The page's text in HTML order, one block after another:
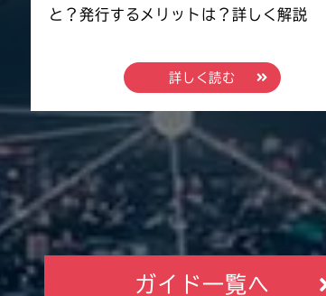
と？発行するメリットは？詳しく解説
詳しく読む
ガイド一覧へ